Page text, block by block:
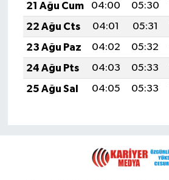
21 Ağu Cum
04:00 05:30
22 Ağu Cts
04:01 05:31
23 Ağu Paz
04:02 05:32
24 Ağu Pts
04:03 05:33
25 Ağu Sal
04:05 05:33